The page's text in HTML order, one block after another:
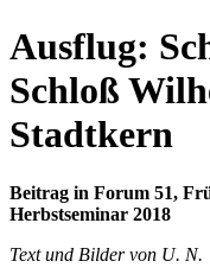
Ausflug:
Schloß
Stadtkern
Beitrag in Forum 51,
Herbstseminar 2018
Text und Bilder von U. N.